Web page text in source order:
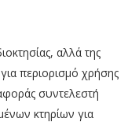
αλλά της
περιορισμό χρήσης
συντελεστή
κτηρίων για